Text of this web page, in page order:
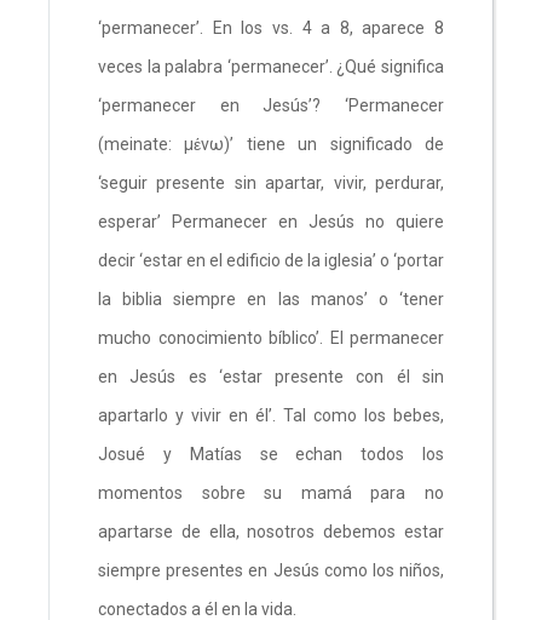
‘permanecer’. En los vs. 4 a 8, aparece 8
veces la palabra ‘permanecer’. ¿Qué significa
‘permanecer en Jesús’? ‘Permanecer
(meinate: μένω)’ tiene un significado de
‘seguir presente sin apartar, vivir, perdurar,
esperar’ Permanecer en Jesús no quiere
decir ‘estar en el edificio de la iglesia’ o ‘portar
la biblia siempre en las manos’ o ‘tener
mucho conocimiento bíblico’. El permanecer
en Jesús es ‘estar presente con él sin
apartarlo y vivir en él’. Tal como los bebes,
Josué y Matías se echan todos los
momentos sobre su mamá para no
apartarse de ella, nosotros debemos estar
siempre presentes en Jesús como los niños,
conectados a él en la vida.